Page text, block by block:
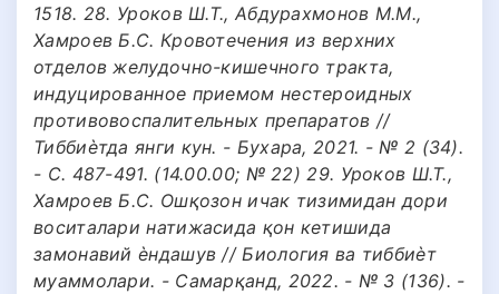
1518. 28. Уроков Ш.Т., Абдурахмонов М.М.,
Хамроев Б.С. Кровотечения из верхних
отделов желудочно-кишечного тракта,
индуцированное приемом нестероидных
противовоспалительных препаратов //
Тиббиѐтда янги кун. - Бухара, 2021. - № 2 (34).
- С. 487-491. (14.00.00; № 22) 29. Уроков Ш.Т.,
Хамроев Б.С. Ошқозон ичак тизимидан дори
воситалари натижасида қон кетишида
замонавий ѐндашув // Биология ва тиббиѐт
муаммолари. - Самарқанд, 2022. - № 3 (136). -